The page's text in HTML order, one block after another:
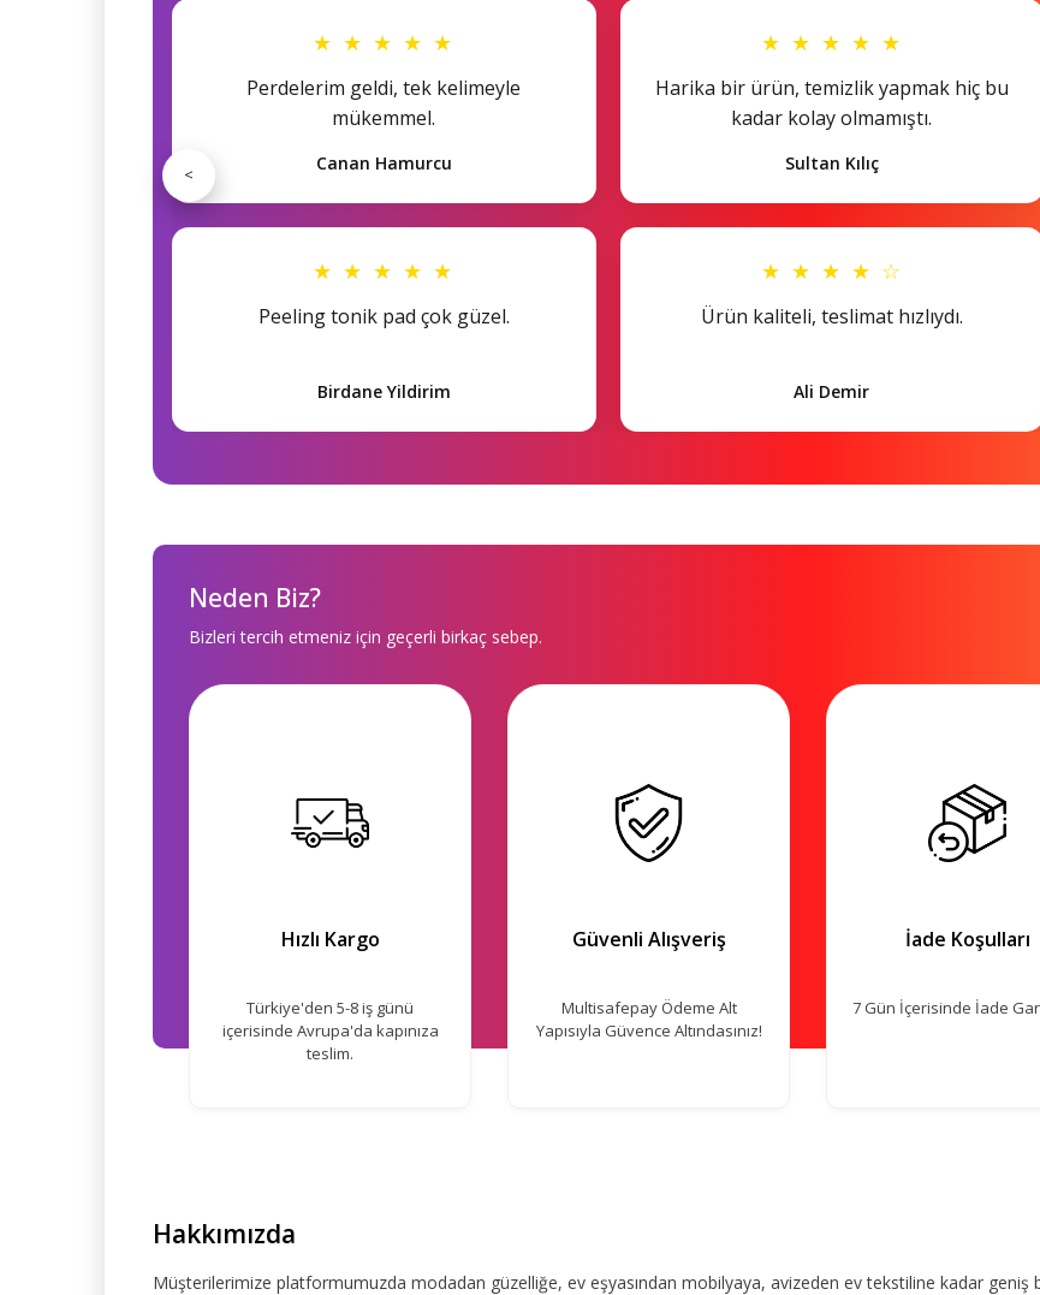
★ ★ ★ ★ ★
Perdelerim geldi, tek kelimeyle
mükemmel.
Canan Hamurcu
★ ★ ★ ★ ★
Peeling tonik pad çok güzel.
Birdane Yildirim
★ ★ ★ ★ ★
Harika bir ürün, temizlik yapmak hiç bu
kadar kolay olmamıştı.
Sultan Kılıç
★ ★ ★ ★ ☆
Ürün kaliteli, teslimat hızlıydı.
Ali Demir
<
Neden Biz?
Bizleri tercih etmeniz için geçerli birkaç sebep.
Hızlı Kargo
Türkiye'den 5-8 iş günü
içerisinde Avrupa'da kapınıza
teslim.
Güvenli Alışveriş
Multisafepay Ödeme Alt
Yapısıyla Güvence Altındasınız!
İade Koşulları
7 Gün İçerisinde İade
Hakkımızda
Müşterilerimize platformumuzda modadan güzelliğe, ev eşyasından mobilyaya, avizeden ev tekstiline kadar